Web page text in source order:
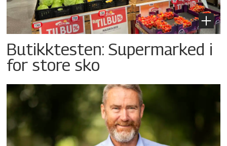
Butikktesten: Supermarked i
for store sko